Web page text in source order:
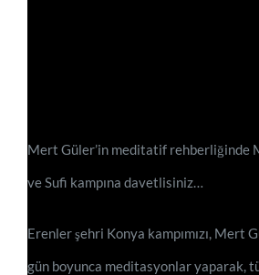
Mert Güler’in meditatif rehberliğinde
ve Sufi kampına davetlisiniz…
Erenler şehri Konya kampımızı, Mert
gün boyunca meditasyonlar yaparak,